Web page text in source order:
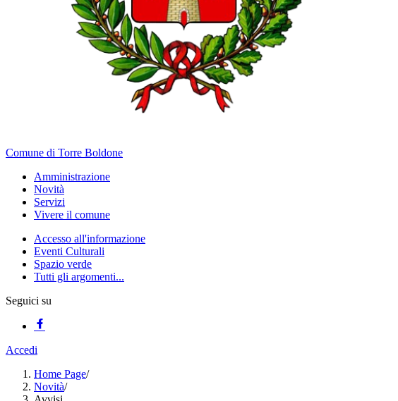
Comune di Torre Boldone
Amministrazione
Novità
Servizi
Vivere il comune
Accesso all'informazione
Eventi Culturali
Spazio verde
Tutti gli argomenti...
Seguici su
Accedi
Home Page/
Novità/